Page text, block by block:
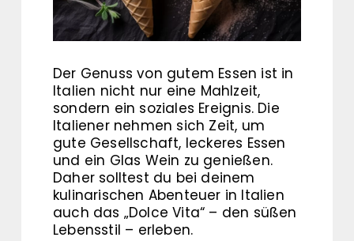
Der Genuss von gutem Essen ist in
Italien nicht nur eine Mahlzeit,
sondern ein soziales Ereignis. Die
Italiener nehmen sich Zeit, um
gute Gesellschaft, leckeres Essen
und ein Glas Wein zu genießen.
Daher solltest du bei deinem
kulinarischen Abenteuer in Italien
auch das „Dolce Vita“ – den süßen
Lebensstil – erleben.